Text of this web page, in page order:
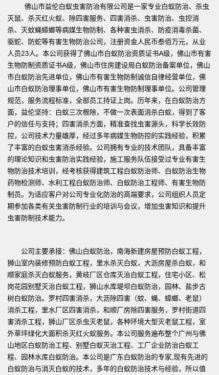
佛山市益伦白蚁虫害防治有限公司是一家专业白蚁防治、杀虫
灭鼠、杀灭红火蚁、除四害服务、四害消杀、虫害防治、虫控消
杀、灭蚊蝇蟑螂等病媒生物防制、各种害虫消杀、防疫消毒杀菌、
驱蛇、防蛇等有害生物防治公司，注册资金人民币叁佰万元，从业
人员23人。本公司获得了佛山市白蚁防治资质证书A级，佛山市有害
生物防制资质证书A级，佛山市住房建设局白蚁防治备案单位，佛山
市白蚁防治先进单位，佛山市有害生物防制诚信自律经营单位，佛
山市白蚁防治理事单位，佛山市有害生物防制理事单位。公司管理
规范，服务流程标准，全部员工持证上岗。历年来，在白蚁防治方
面，益伦坚持：白蚁三次根除，不做一次表面消杀白蚁，得到了客
户的信任与支持；四害消杀方面，精准查找虫害源头，科学长效防
控，公司技术力量雄厚，经过多年病媒生物防控的实践经验，积累
了丰富的白蚁虫害消杀经验。公司拥有专业的技术团队，具备丰富
的理论知识和虫害防治实践经验，施工服务队伍接受过专业有害生
物防治技术培训，经考核获得建筑工程白蚁防治师、白蚁防治生物
药物检测师、水利工程白蚁防治师、白蚁防治工程师、有害生物防
制员。为适应客户对公司专业化防治的高端要求，公司组织人员定
期参加各类有关虫害防制行业的培训与会议，增加虫害知识和提升
虫害防制技术能力。
公司主要承接：佛山白蚁防治，南海新建房屋预防白蚁工程，
狮山室内装修预防白蚁工程，里水杀灭白蚁，大沥房屋杀白蚁，和
顺家庭杀灭白蚁服务，黄岐厂区仓库灭治白蚁工程，住宅小区、松
岗花园别墅灭治白蚁工程，狮山水库堤坝白蚁防治，园林、盐步古
树白蚁防治。罗村四害消杀，大沥除四害（蚊、蝇、蟑螂、老鼠）
消杀工程，里水厂区四害消杀，和顺厂房除四害服务，罗村街道四
害消杀工程，狮山厂区杀虫灭老鼠，各种环境大型灭老鼠工程，室
外草坪绿化大面积杀灭红火蚁服务。本公司服务遍布整个广州与佛
山地区白蚁防治工程、别墅白蚁灭治工程、工厂企业防治白蚁工
程、园林水库白蚁防治。本公司是广东白蚁防治的专家,现有先进的
白蚁防治与消灭白蚁的技术，多年的白蚁防治技术与经验，所以值